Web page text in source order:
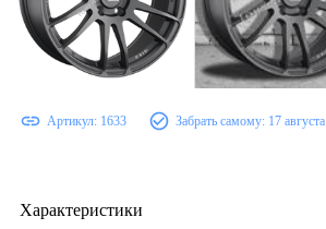
Артикул: 1633 Забрать самому: 17 августа
Характеристики